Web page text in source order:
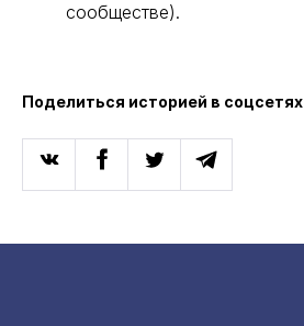
сообществе).
Поделиться историей в соцсетях